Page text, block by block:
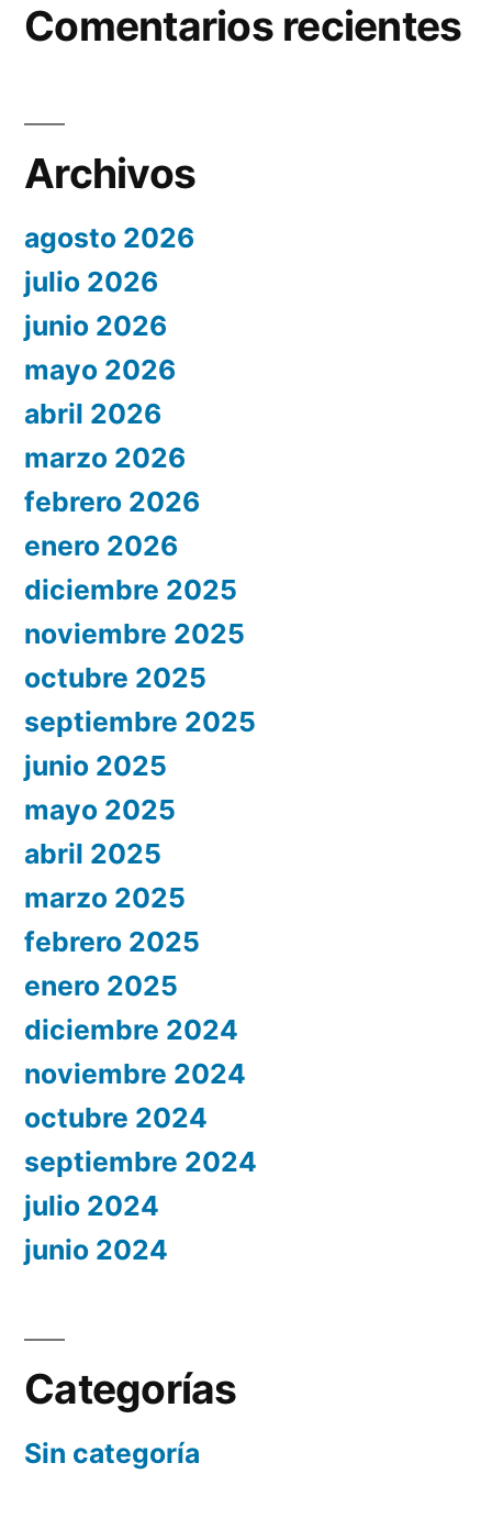
Comentarios recientes
Archivos
agosto 2026
julio 2026
junio 2026
mayo 2026
abril 2026
marzo 2026
febrero 2026
enero 2026
diciembre 2025
noviembre 2025
octubre 2025
septiembre 2025
junio 2025
mayo 2025
abril 2025
marzo 2025
febrero 2025
enero 2025
diciembre 2024
noviembre 2024
octubre 2024
septiembre 2024
julio 2024
junio 2024
Categorías
Sin categoría